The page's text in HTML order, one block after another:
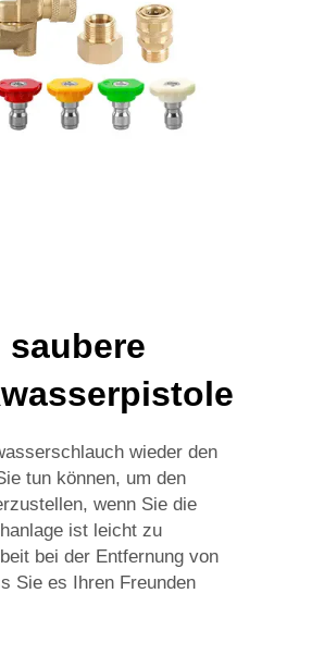
saubere
wieder den
tun können, um den
wenn Sie die
ist leicht zu
bei der Entfernung von
Sie es Ihren Freunden